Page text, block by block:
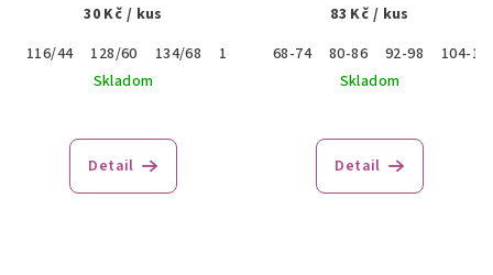
30 Kč / kus
116/44
128/60 134/68 140/76
152/92
Skladom
Detail
83 Kč / kus
68-74
80-86 92-98
104-
Skladom
hodnotenie
produktu
Detail